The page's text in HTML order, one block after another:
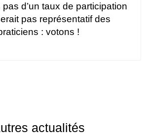
d’un taux de participation
pas représentatif des
: votons !
actualités